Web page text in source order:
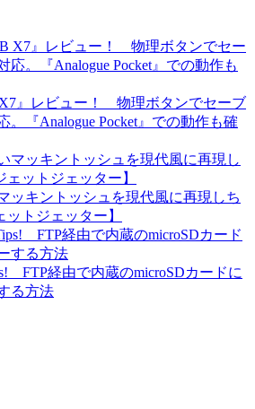
X7』レビュー！ 物理ボタンでセーブ
。『Analogue Pocket』での動作も確
ッキントッシュを現代風に再現しち
ットジェッター】
FTP経由で内蔵のmicroSDカードに
る方法